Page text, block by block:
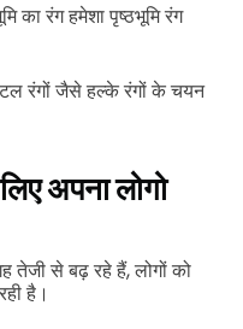
का रंग हमेशा पृष्ठभूमि रंग
रंगों जैसे हल्के रंगों के चयन
अपना लोगो
से बढ़ रहे हैं, लोगों को
है।